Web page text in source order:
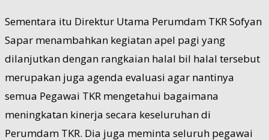
Sementara itu Direktur Utama Perumdam TKR Sofyan
Sapar menambahkan kegiatan apel pagi yang
dilanjutkan dengan rangkaian halal bil halal tersebut
merupakan juga agenda evaluasi agar nantinya
semua Pegawai TKR mengetahui bagaimana
meningkatan kinerja secara keseluruhan di
Perumdam TKR. Dia juga meminta seluruh pegawai